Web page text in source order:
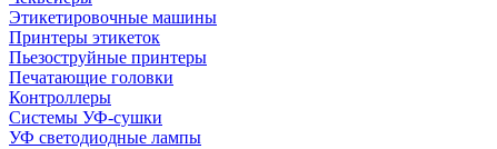
Этикетировочные машины
Принтеры этикеток
Пьезоструйные принтеры
Печатающие головки
Контроллеры
Системы УФ-сушки
УФ светодиодные лампы